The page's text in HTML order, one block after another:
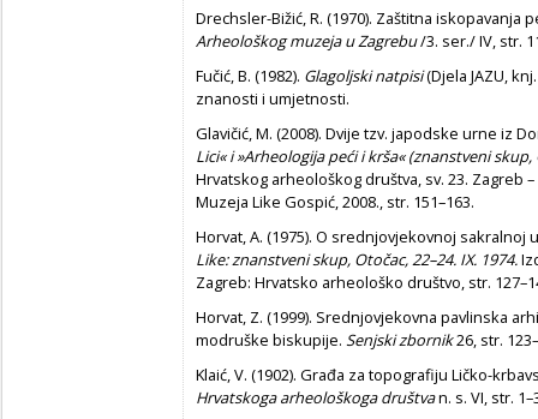
Drechsler-Bižić, R. (1970). Zaštitna iskopavanja
Arheološkog muzeja u Zagrebu/3. ser./ IV, str.
Fučić, B. (1982). Glagoljski natpisi(Djela JAZU,
znanosti i umjetnosti.
Glavičić, M. (2008). Dvije tzv. japodske urne iz
Lici« i »Arheologija peći i krša« (znanstveni
Hrvatskog arheološkog društva, sv. 23. Zagreb
Muzeja Like Gospić, 2008., str. 151–163.
Horvat, A. (1975). O srednjovjekovnoj sakralnoj
Like: znanstveni skup, Otočac, 22–24. IX. 1974.
Zagreb: Hrvatsko arheološko društvo, str.
Horvat, Z. (1999). Srednjovjekovna pavlinska
modruške biskupije. Senjski zbornik26, str.
Klaić, V. (1902). Građa za topografiju Ličko-
Hrvatskoga arheološkoga društvan. s. VI, str.